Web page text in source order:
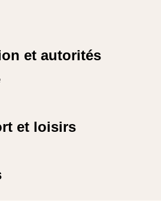
et autorités
et loisirs